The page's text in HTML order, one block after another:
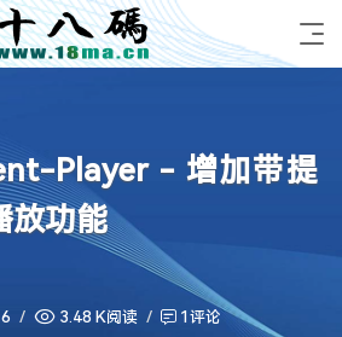
Player - 增加带提
放功能
3.48 K阅读 1评论